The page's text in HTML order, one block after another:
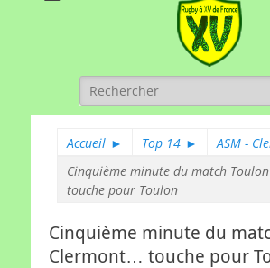
Rechercher :
Accueil ► Top 14 ► ASM -
Cinquième minute du match
touche pour Toulon
Cinquième minute du
Clermont… touche pour